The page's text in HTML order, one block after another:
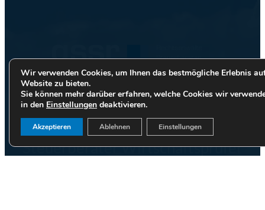
Garben, Schlüter, Schützler &
Reiss PartG mbB Rechtsanwälte
Steuerberater Wirtschaftsprüfer
Wir verwenden Cookies, um Ihnen das bestmögliche Erlebnis
Website zu bieten.
Sie können mehr darüber erfahren, welche Cookies wir
in den Einstellungen deaktivieren.
Akzeptieren Ablehnen Einstellungen